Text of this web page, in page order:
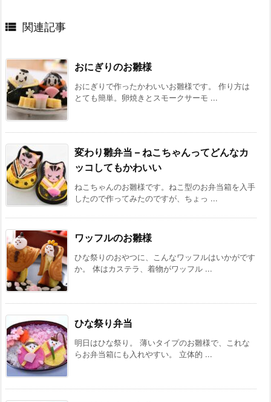
 関連記事
おにぎりのお雛様
おにぎりで作ったかわいいお雛様です。 作り方は
とても簡単。卵焼きとスモークサーモ ...
変わり雛弁当 – ねこちゃんってどんなカ
ッコしてもかわいい
ねこちゃんのお雛様です。ねこ型のお弁当箱を入手
したので作ってみたのですが、ちょっ ...
ワッフルのお雛様
ひな祭りのおやつに、こんなワッフルはいかがです
か。 体はカステラ、着物がワッフル ...
ひな祭り弁当
明日はひな祭り。 薄いタイプのお雛様で、これな
らお弁当箱にも入れやすい。 立体的 ...